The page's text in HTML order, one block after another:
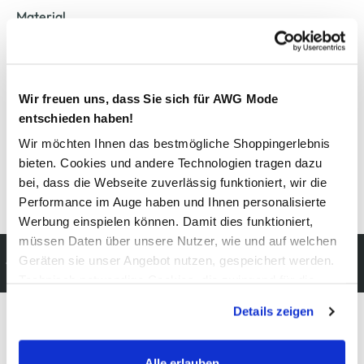
Wir freuen uns, dass Sie sich für AWG Mode
entschieden haben!
Wir möchten Ihnen das bestmögliche Shoppingerlebnis
bieten. Cookies und andere Technologien tragen dazu
bei, dass die Webseite zuverlässig funktioniert, wir die
Performance im Auge haben und Ihnen personalisierte
Werbung einspielen können. Damit dies funktioniert,
müssen Daten über unsere Nutzer, wie und auf welchen
Geräten sie unser Angebot nutzen, gespeichert werden.
werden, werden bei der Nutzung der Webseite auf jeden
Fall gesetzt. Cookies von Drittanbietern für Analyse- oder
Trackingzwecke werden nur dann aktiviert, wenn Sie das
Details zeigen
Material
Pflegehinweise
Details zur Produktsicherheit anzeigen
Kostenfreie Rücksendung
innerhalb 14 Tage
Modeglück im Abo: